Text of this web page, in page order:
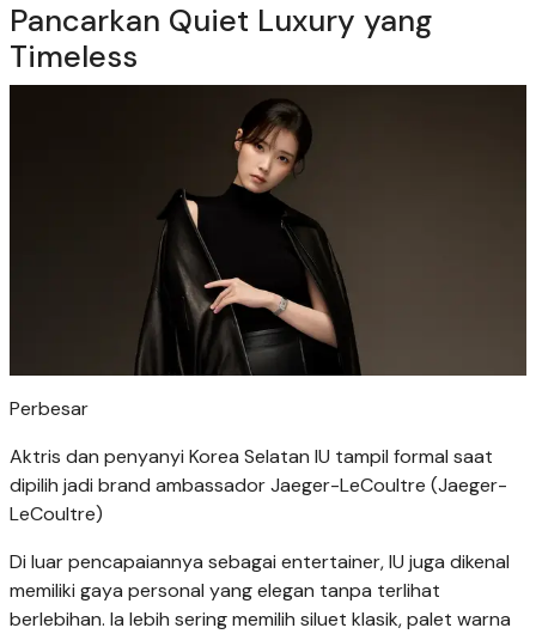
Pancarkan Quiet Luxury yang
Timeless
Perbesar
Aktris dan penyanyi Korea Selatan IU tampil formal saat
dipilih jadi brand ambassador Jaeger-LeCoultre (Jaeger-
LeCoultre)
Di luar pencapaiannya sebagai entertainer, IU juga dikenal
memiliki gaya personal yang elegan tanpa terlihat
berlebihan. Ia lebih sering memilih siluet klasik, palet warna